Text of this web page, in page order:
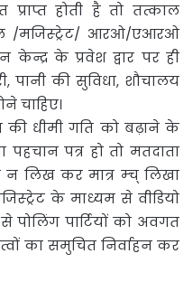
होती है तो तत्काल
/मजिस्ट्रेट/ आरओ/एआरओ
के प्रवेश द्वार पर ही
पानी की सुविधा, शौचालय
चाहिए।
की धीमी गति को बढ़ाने के
पत्र हो तो मतदाता
न लिख कर मात्र म्च् लिखा
के माध्यम से वीडियो
पार्टियों को अवगत
का समुचित निर्वाहन कर